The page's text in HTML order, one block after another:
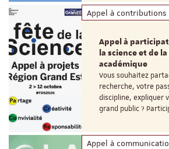
Appel à contributions
Appel à
la science et de
académique
Vous souhaitez
recherche, votre
discipline, expliquer
grand public ?
Appel à